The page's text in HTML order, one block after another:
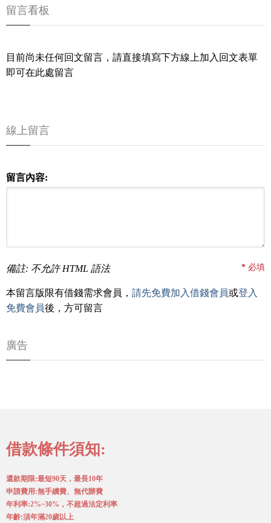
留言看板
目前尚未任何回文留言，請直接填寫下方線上加入回文表單
即可在此處留言
線上留言
留言內容:
備註: 不允許 HTML 語法 * 必填
本留言版限有借錢需求會員， 請先免費加入借錢會員或登入
免費會員後，方可留言
廣告
借款條件須知:
還款期限:最短90天，最長10年
申請費用:無手續費、無代辦費
年利率:2%~30%，不超過法定利率
年齡:須年滿20歲以上